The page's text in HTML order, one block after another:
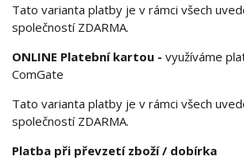
Tato varianta platby je v rámci všech
společností ZDARMA.
ONLINE Platební kartou - využíváme
ComGate
Tato varianta platby je v rámci všech
společností ZDARMA.
Platba při převzetí zboží / dobírka